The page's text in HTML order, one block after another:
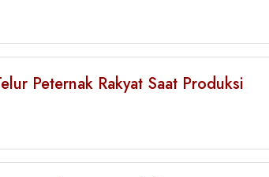
Peternak Rakyat Saat Produksi